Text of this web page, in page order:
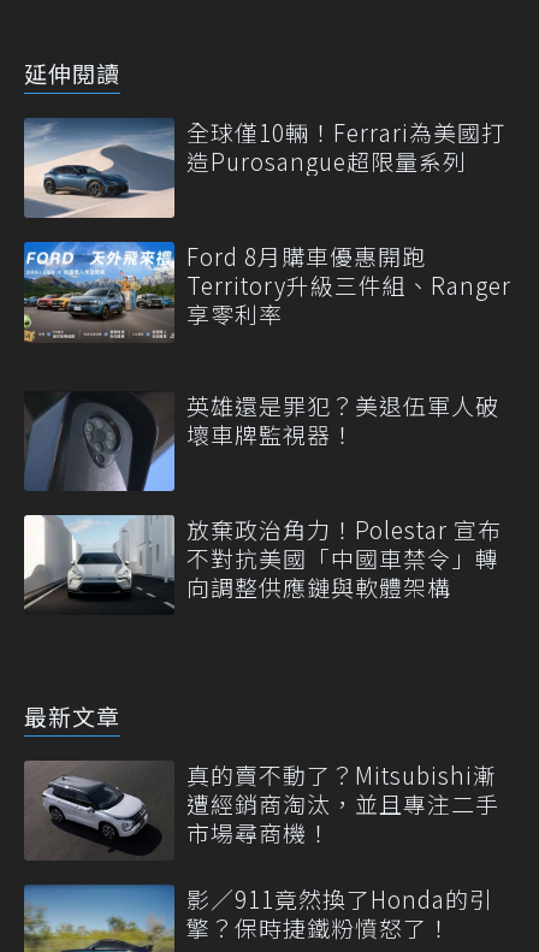
延伸閱讀
全球僅10輛！Ferrari為美國打
造Purosangue超限量系列
Ford 8月購車優惠開跑
Territory升級三件組、Ranger
享零利率
英雄還是罪犯？美退伍軍人破
壞車牌監視器！
放棄政治角力！Polestar 宣布
不對抗美國「中國車禁令」轉
向調整供應鏈與軟體架構
最新文章
真的賣不動了？Mitsubishi漸
遭經銷商淘汰，並且專注二手
市場尋商機！
影／911竟然換了Honda的引
擎？保時捷鐵粉憤怒了！